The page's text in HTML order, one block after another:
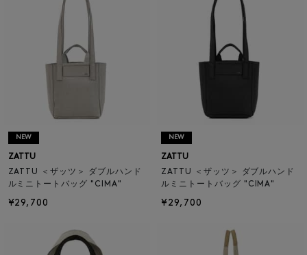
NEW
ZATTU
ZATTU ＜ザッツ＞ ダブルハンド
ルミニトートバッグ "CIMA"
¥29,700
NEW
ZATTU
ZATTU ＜ザッツ＞ ダブルハンド
ルミニトートバッグ "CIMA"
¥29,700